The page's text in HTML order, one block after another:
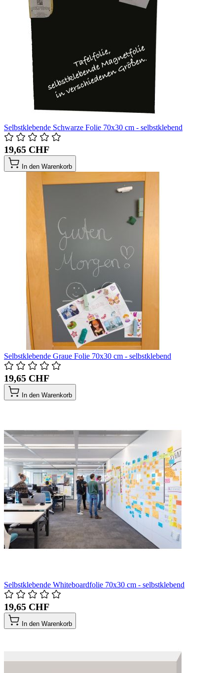
Selbstklebende Schwarze Folie 70x30 cm - selbstklebend
19,65 CHF
In den Warenkorb
Selbstklebende Graue Folie 70x30 cm - selbstklebend
19,65 CHF
In den Warenkorb
Selbstklebende Whiteboardfolie 70x30 cm - selbstklebend
19,65 CHF
In den Warenkorb